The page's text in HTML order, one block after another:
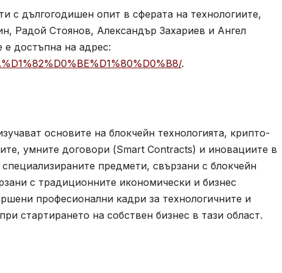
с дългогодишен опит в сферата на технологиите,
Радой Стоянов, Александър Захариев и Ангел
достъпна на адрес:
.
основите на блокчейн технологията, крипто-
умните договори (Smart Contracts) и иновациите в
предмети, свързани с блокчейн
с традиционните икономически и бизнес
професионални кадри за технологичните и
стартирането на собствен бизнес в тази област.